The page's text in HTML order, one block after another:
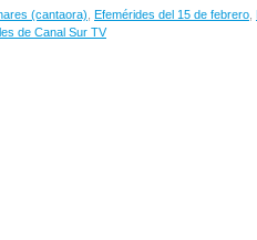
(cantaora) Efemérides del 15 de febrero
de Canal Sur TV